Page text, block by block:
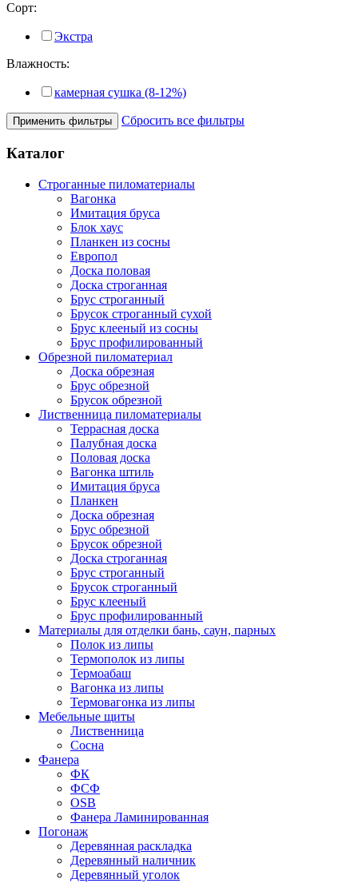
Сорт:
Экстра
Влажность:
камерная сушка (8-12%)
Применить фильтры Сбросить все фильтры
Каталог
Строганные пиломатериалы
Вагонка
Имитация бруса
Блок хаус
Планкен из сосны
Европол
Доска половая
Доска строганная
Брус строганный
Брусок строганный сухой
Брус клееный из сосны
Брус профилированный
Обрезной пиломатериал
Доска обрезная
Брус обрезной
Брусок обрезной
Лиственница пиломатериалы
Террасная доска
Палубная доска
Половая доска
Вагонка штиль
Имитация бруса
Планкен
Доска обрезная
Брус обрезной
Брусок обрезной
Доска строганная
Брус строганный
Брусок строганный
Брус клееный
Брус профилированный
Материалы для отделки бань, саун, парных
Полок из липы
Термополок из липы
Термоабаш
Вагонка из липы
Термовагонка из липы
Мебельные щиты
Лиственница
Сосна
Фанера
ФК
ФСФ
OSB
Фанера Ламинированная
Погонаж
Деревянная раскладка
Деревянный наличник
Деревянный уголок